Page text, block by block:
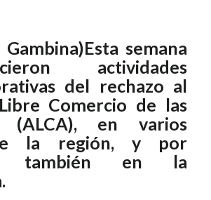
semana
actividades
del rechazo al
Comercio de las
(ALCA), en varios
la región, y por
también en la